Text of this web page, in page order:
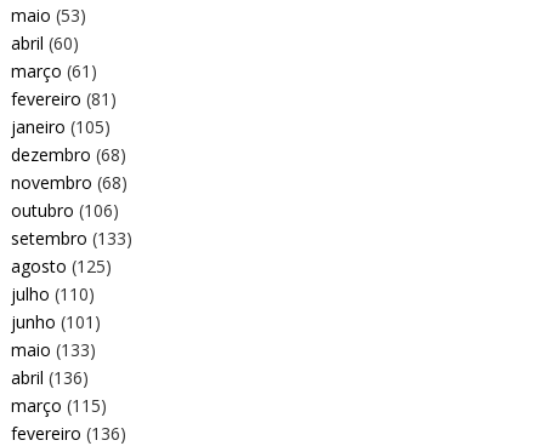
maio (53)
abril (60)
março (61)
fevereiro (81)
janeiro (105)
dezembro (68)
novembro (68)
outubro (106)
setembro (133)
agosto (125)
julho (110)
junho (101)
maio (133)
abril (136)
março (115)
fevereiro (136)